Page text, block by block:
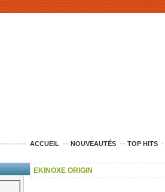
entreprise.com/images/anim.jpg"
ACCUEIL NOUVEAUTÉS TOP HITS
EKINOXE ORIGIN